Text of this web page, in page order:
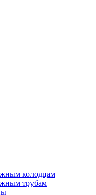
колодцам
трубам